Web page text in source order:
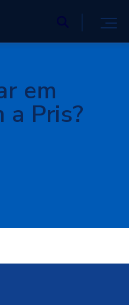
em
a Pris?